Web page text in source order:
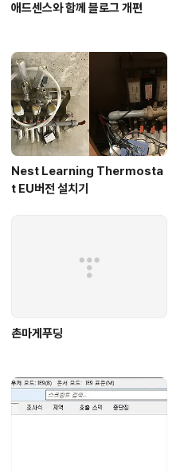
애드센스와 함께 블로그 개편
Nest Learning Thermosta
t EU버전 설치기
촌마게푸딩